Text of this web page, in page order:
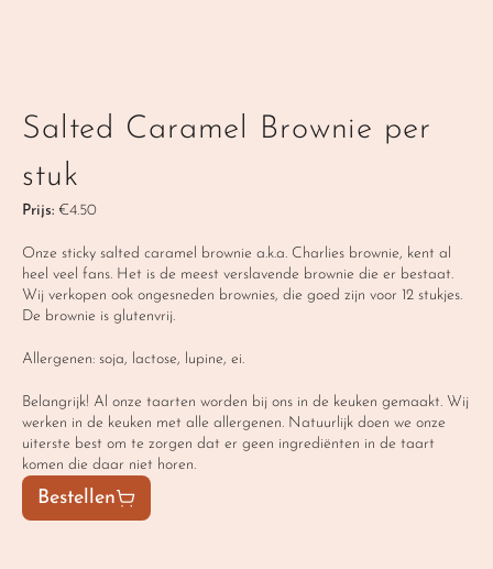
Salted Caramel Brownie per
stuk
Prijs: €4.50
Onze sticky salted caramel brownie a.k.a. Charlies brownie, kent al
heel veel fans. Het is de meest verslavende brownie die er bestaat.
Wij verkopen ook ongesneden brownies, die goed zijn voor 12 stukjes.
De brownie is glutenvrij.
Allergenen: soja, lactose, lupine, ei.
Belangrijk! Al onze taarten worden bij ons in de keuken gemaakt. Wij
werken in de keuken met alle allergenen. Natuurlijk doen we onze
uiterste best om te zorgen dat er geen ingrediënten in de taart
komen die daar niet horen.
Bestellen